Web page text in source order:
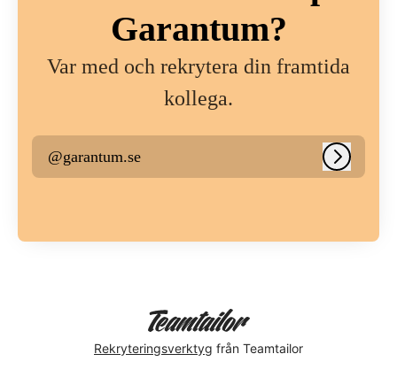
Garantum?
Var med och rekrytera din framtida
kollega.
@garantum.se Logga in
Rekryteringsverktyg från Teamtailor